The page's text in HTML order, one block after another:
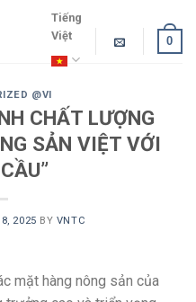
Tiếng
Việt
0
@VI
CHẤT LƯỢNG
SẢN VIỆT VỚI
2025 BY VNTC
mặt hàng nông sản của